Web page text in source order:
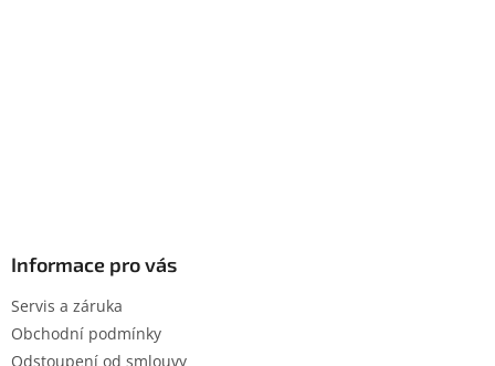
Informace pro vás
Servis a záruka
Obchodní podmínky
Odstoupení od smlouvy